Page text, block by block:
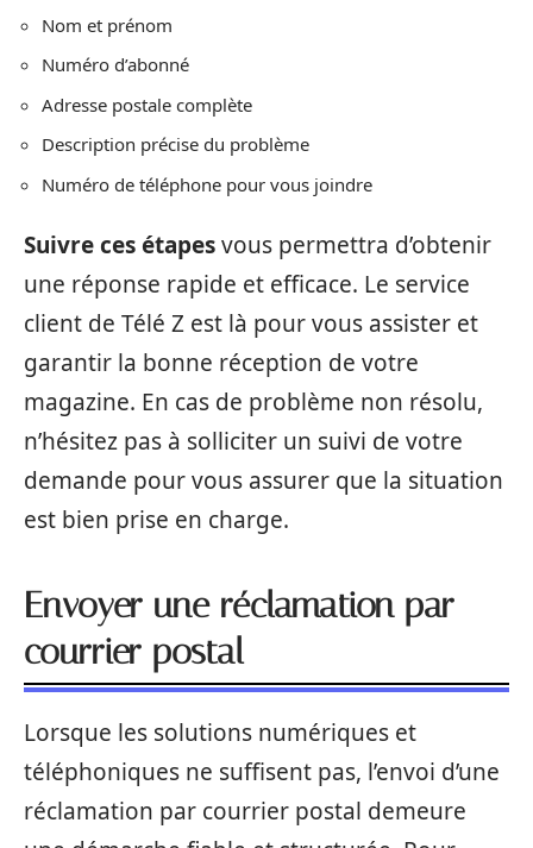
Nom et prénom
Numéro d’abonné
Adresse postale complète
Description précise du problème
Numéro de téléphone pour vous joindre
Suivre ces étapesvous permettra d’obtenir
une réponse rapide et efficace. Le service
client de Télé Z est là pour vous assister et
garantir la bonne réception de votre
magazine. En cas de problème non résolu,
n’hésitez pas à solliciter un suivi de votre
demande pour vous assurer que la situation
est bien prise en charge.
Envoyer une réclamation par
courrier postal
Lorsque les solutions numériques et
téléphoniques ne suffisent pas, l’envoi d’une
réclamation par courrier postal demeure